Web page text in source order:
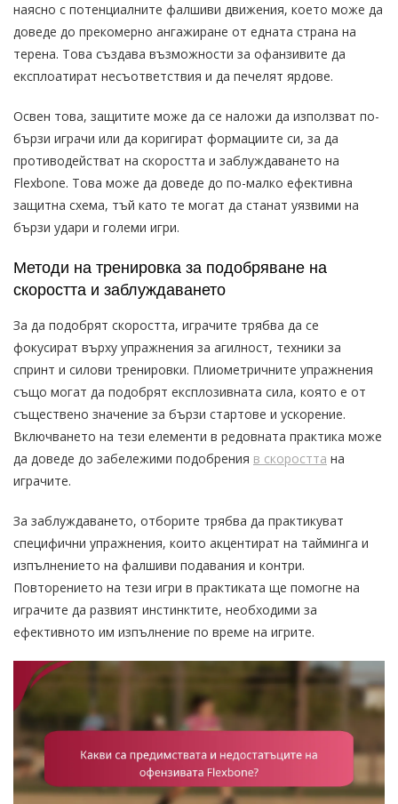
наясно с потенциалните фалшиви движения, което може да
доведе до прекомерно ангажиране от едната страна на
терена. Това създава възможности за офанзивите да
експлоатират несъответствия и да печелят ярдове.
Освен това, защитите може да се наложи да използват по-
бързи играчи или да коригират формациите си, за да
противодействат на скоростта и заблуждаването на
Flexbone. Това може да доведе до по-малко ефективна
защитна схема, тъй като те могат да станат уязвими на
бързи удари и големи игри.
Методи на тренировка за подобряване на
скоростта и заблуждаването
За да подобрят скоростта, играчите трябва да се
фокусират върху упражнения за агилност, техники за
спринт и силови тренировки. Плиометричните упражнения
също могат да подобрят експлозивната сила, която е от
съществено значение за бързи стартове и ускорение.
Включването на тези елементи в редовната практика може
да доведе до забележими подобрения в скоростта на
играчите.
За заблуждаването, отборите трябва да практикуват
специфични упражнения, които акцентират на тайминга и
изпълнението на фалшиви подавания и контри.
Повторението на тези игри в практиката ще помогне на
играчите да развият инстинктите, необходими за
ефективното им изпълнение по време на игрите.